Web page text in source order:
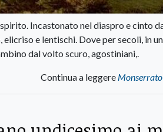
Incastonato nel diaspro e cinto da
e lentischi. Dove per secoli, in
dal volto scuro, agostiniani,.
Continua a leggere Monserrato